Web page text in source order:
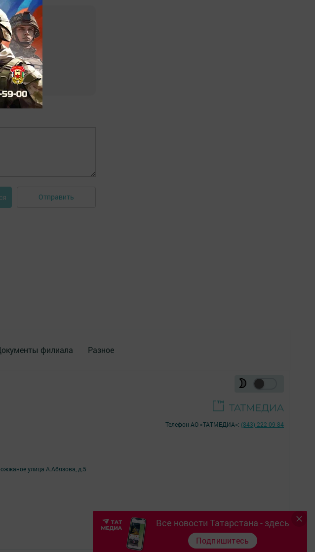
Отправить
филиала Разное
Все новости Татарстана - здесь
Подпишитесь
улица А.Абязова, д.5
Телефон АО «ТАТМЕДИА»: (843) 222 09 84
16+